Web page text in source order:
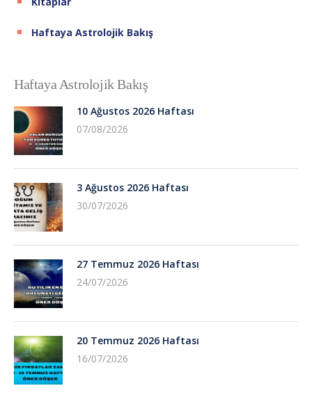
Haftaya Astrolojik Bakış
Haftaya Astrolojik Bakış
10 Ağustos 2026 Haftası
07/08/2026
3 Ağustos 2026 Haftası
30/07/2026
27 Temmuz 2026 Haftası
24/07/2026
20 Temmuz 2026 Haftası
16/07/2026